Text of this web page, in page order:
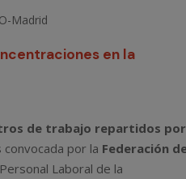
Madrid
en la
de trabajo repartidos
por la Federación
Laboral de la